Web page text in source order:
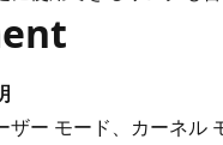
ザー モード、カーネル